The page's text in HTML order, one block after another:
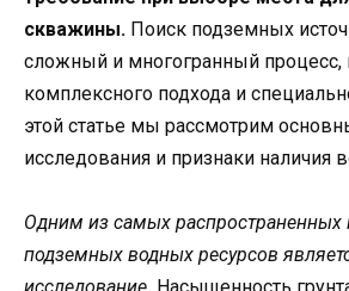
скважины. Поиск подземных
сложный и многогранный процесс,
комплексного подхода и
этой статье мы рассмотрим
исследования и признаки наличия
Одним из самых распространенных
подземных водных ресурсов